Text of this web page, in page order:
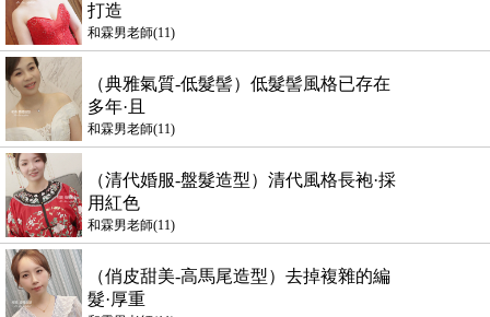
打造
和霖男老師(11)
（典雅氣質-低髮髻）低髮髻風格已存在
多年·且
和霖男老師(11)
（清代婚服-盤髮造型）清代風格長袍·採
用紅色
和霖男老師(11)
（俏皮甜美-高馬尾造型）去掉複雜的編
髮·厚重